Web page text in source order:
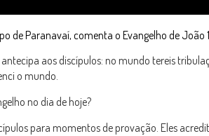
de Paranavaí, comenta o Evangelho de João
aos discípulos: no mundo tereis
o mundo.
no dia de hoje?
para momentos de provação. Eles